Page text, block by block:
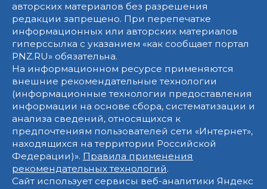
авторских материалов без разрешения
редакции запрещено. При перепечатке
информационных или авторских материалов
гиперссылка с указанием «как сообщает портал
PNZ.RU» обязательна.
На информационном ресурсе применяются
внешние рекомендательные технологии
(информационные технологии предоставления
информации на основе сбора, систематизации и
анализа сведений, относящихся к
предпочтениям пользователей сети «Интернет»,
находящихся на территории Российской
Федерации)». Правила применения
рекомендательных технологий.
Сайт использует сервисы веб-аналитики Яндекс